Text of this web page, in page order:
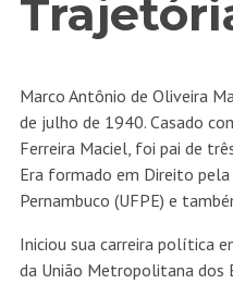
Marco Antônio de Oliveira
de julho de 1940. Casado
Ferreira Maciel, foi pai de
Era formado em Direito pela
Pernambuco (UFPE) e
Iniciou sua carreira política
da União Metropolitana dos